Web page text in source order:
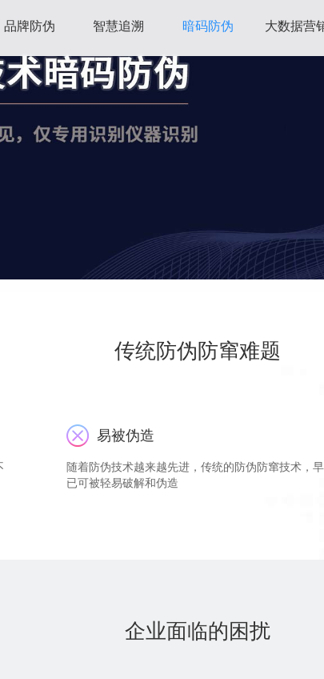
品牌防伪 智慧追溯 暗码防伪 大数据营
传统防伪防窜难题
易被伪造
随着防伪技术越来越先进，传统的防伪防窜技术，早
已可被轻易破解和伪造
企业面临的困扰